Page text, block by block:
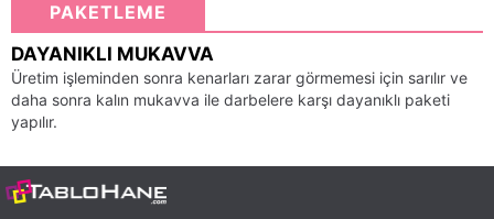
PAKETLEME
DAYANIKLI MUKAVVA
Üretim işleminden sonra kenarları zarar görmemesi için sarılır ve
daha sonra kalın mukavva ile darbelere karşı dayanıklı paketi
yapılır.